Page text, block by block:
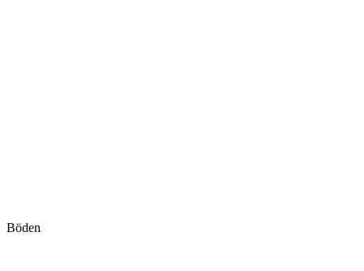
Böden